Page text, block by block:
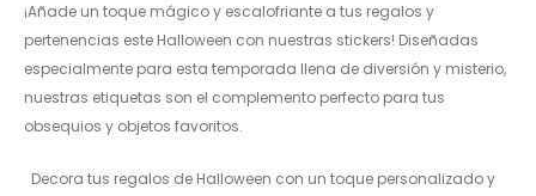
¡Añade un toque mágico y escalofriante a tus regalos y
pertenencias este Halloween con nuestras stickers! Diseñadas
especialmente para esta temporada llena de diversión y misterio,
nuestras etiquetas son el complemento perfecto para tus
obsequios y objetos favoritos.
Decora tus regalos de Halloween con un toque personalizado y